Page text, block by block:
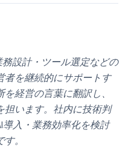
設計・ツール選定などの
者を継続的にサポートす
経営の言葉に翻訳し、
担います。社内に技術判
入・業務効率化を検討
。